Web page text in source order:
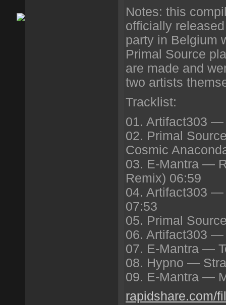
Notes: this
officially
party in Belgium
Primal Source
are made and
two artists
Tracklist:
01. Artifact303 —
02. Primal
Cosmic
03. E-Mantra —
Remix) 06:59
04. Artifact303 —
07:53
05. Primal
06. Artifact303 —
07. E-Mantra —
08. Hypno —
09. E-Mantra —
rapidshare.com/